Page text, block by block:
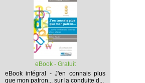
eBook - Gratuit
eBook intégral - J'en connais plus
que mon patron... sur la conduite d...